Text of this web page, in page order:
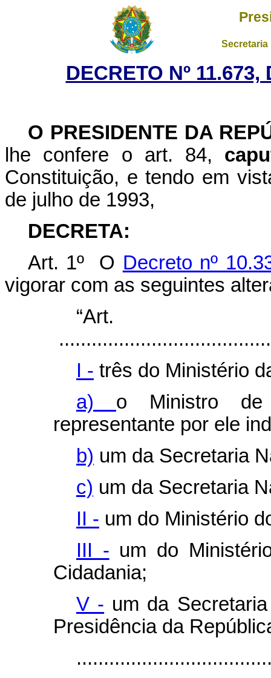
DECRETO Nº
O PRESIDENTE DA
lhe confere o art. 84,
Constituição, e tendo em
de julho de 1993,
DECRETA:
Art. 1º O Decreto nº
vigorar com as seguintes
I - três do Ministério
a) o Ministro
representante por ele
b) um da Secretaria
c) um da Secretaria
II - um do Ministério
III - um do
Cidadania;
V - um da
Presidência da